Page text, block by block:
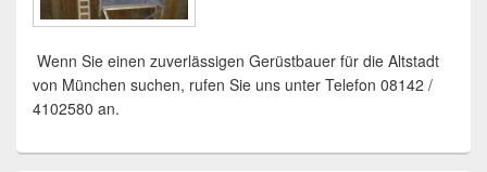
Wenn Sie einen zuverlässigen Gerüstbauer für die Altstadt
von München suchen, rufen Sie uns unter Telefon 08142 /
4102580 an.